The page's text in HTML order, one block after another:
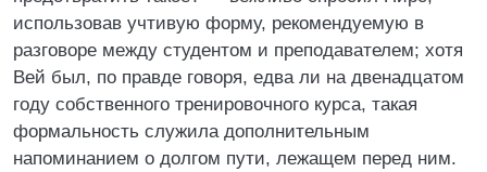
использовав учтивую форму, рекомендуемую в
разговоре между студентом и преподавателем; хотя
Вей был, по правде говоря, едва ли на двенадцатом
году собственного тренировочного курса, такая
формальность служила дополнительным
напоминанием о долгом пути, лежащем перед ним.